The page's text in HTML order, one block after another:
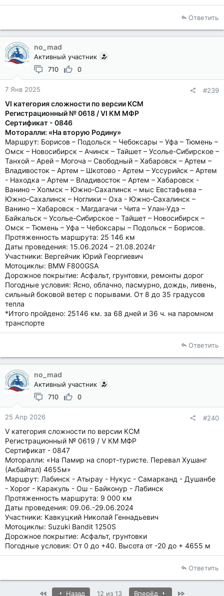
Ответить
no_mad
Активный участник
710
0
7 Янв 2025 #239
VI категория сложности по версии КСМ
Регистрационный № 0618 / VI КМ МФР
Сертификат - 0846
Моторалли: «На вторую Родину»
Маршрут: Борисов – Подольск – Чебоксары – Уфа – Тюмень –
Омск – Новосибирск – Ачинск – Тайшет – Усолье-Сибирское –
Танхой – Арей – Могоча – Свободный – Хабаровск – Артем –
Владивосток – Артем – Шкотово - Артем – Уссурийск – Артем
- Находка – Артем – Владивосток – Артем – Хабаровск -
Ванино – Холмск – Южно-Сахалинск – мыс Евстафьева –
Южно-Сахалинск – Ноглики – Оха - Южно-Сахалинск –
Ванино – Хабаровск - Магдагачи - Чита – Улан-Удэ –
Байкальск – Усолье-Сибирское – Тайшет – Новосибирск –
Омск – Тюмень – Уфа – Чебоксары – Подольск – Борисов.
Протяженность маршрута: 25 146 км
Даты проведения: 15.06.2024 – 21.08.2024г
Участники: Вергейчик Юрий Георгиевич
Мотоциклы: BMW F800GSА
Дорожное покрытие: Асфальт, грунтовки, ремонты дорог
Погодные условия: Ясно, облачно, пасмурно, дождь, ливень,
сильный боковой ветер с порывами. От 8 до 35 градусов
тепла
*Итого пройдено: 25146 км. за 68 дней и 36 ч. на паромном
транспорте
Ответить
no_mad
Активный участник
710
0
25 Апр 2026 #240
V категория сложности по версии КСМ
Регистрационный № 0619 / V КМ МФР
Сертификат - 0847
Моторалли: «На Памир на спорт-туристе. Перевал Хушанг
(Акбайтал) 4655м»
Маршрут: Лабинск - Атырау - Нукус - Самарканд - Душанбе
- Хорог - Каракуль - Ош - Байконур - Лабинск
Протяженность маршрута: 9 000 км
Даты проведения: 09.06.-29.06.2024
Участники: Кавкуцкий Николай Геннадьевич
Мотоциклы: Suzuki Bandit 1250S
Дорожное покрытие: Асфальт, грунтовки
Погодные условия: От 0 до +40. Высота от -20 до + 4655 м
Ответить
First Назад 12 из 13 Вперёд